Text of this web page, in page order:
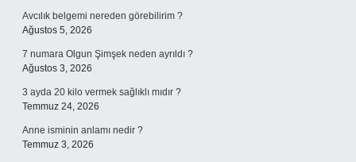
Avcılık belgemi nereden görebilirim ?
Ağustos 5, 2026
7 numara Olgun Şimşek neden ayrıldı ?
Ağustos 3, 2026
3 ayda 20 kilo vermek sağlıklı mıdır ?
Temmuz 24, 2026
Anne isminin anlamı nedir ?
Temmuz 3, 2026